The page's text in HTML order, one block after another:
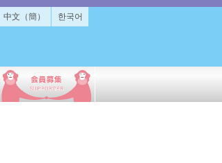
中文（簡） 한국어